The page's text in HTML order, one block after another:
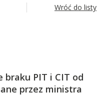
Wróć do listy
braku PIT i CIT od
przez ministra